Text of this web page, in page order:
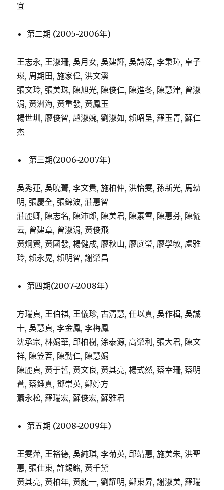
宜
第二期 (2005~2006年)
王志永, 王淑珊, 吳月女, 吳建輝, 吳詩澤, 李秉璋, 卓子
瑛, 周期田, 施家偉, 洪文溪
張文玲, 張美珠, 陳旭光, 陳俊仁, 陳進冬, 陳慧津, 曾淑
涓, 黃洲海, 黃重發, 黃鳳玉
楊世圳, 廖俊智, 趙淑婉, 劉淑如, 賴昭呈, 羅玉青, 蘇仁
杰
第三期(2006~2007年)
吳秀蓮, 吳曉菁, 李文貴, 施柏仲, 洪怡雯, 孫新光, 馬幼
明, 張慶全, 張錦波, 莊惠智
莊麗卿, 陳志名, 陳沛郎, 陳美君, 陳素雪, 陳惠芬, 陳儷
云, 曾建章, 曾淑涓, 黃俊飛
黃炯賢, 黃國發, 楊健成, 廖秋山, 廖庭瑩, 廖學敏, 盧雅
玲, 賴永晃, 賴明智, 謝榮昌
第四期(2007~2008年)
方瑞貞, 王伯祺, 王儀珍, 古清慧, 任以真, 吳作楫, 吳誠
十, 吳慧貞, 李金鳳, 李梅鳳
沈承宗, 林娟華, 邱柏樹, 涂泰源, 高榮利, 張大君, 陳文
祥, 陳笠菩, 陳勤仁, 陳慧娟
陳麗貞, 黃于哲, 黃文良, 黃其亮, 楊式然, 蔡幸珊, 蔡明
蒼, 蔡錘真, 鄧崇英, 鄭婷方
蕭永松, 羅瑞宏, 蘇俊宏, 蘇雅君
第五期 (2008~2009年)
王雯萍, 王裕德, 吳純琪, 李菊英, 邱靖惠, 施美朱, 洪聖
惠, 張仕東, 許錫銘, 黃千黛
黃其亮, 黃柏年, 黃龍一, 劉耀明, 鄭東昇, 謝淑美, 羅瑞